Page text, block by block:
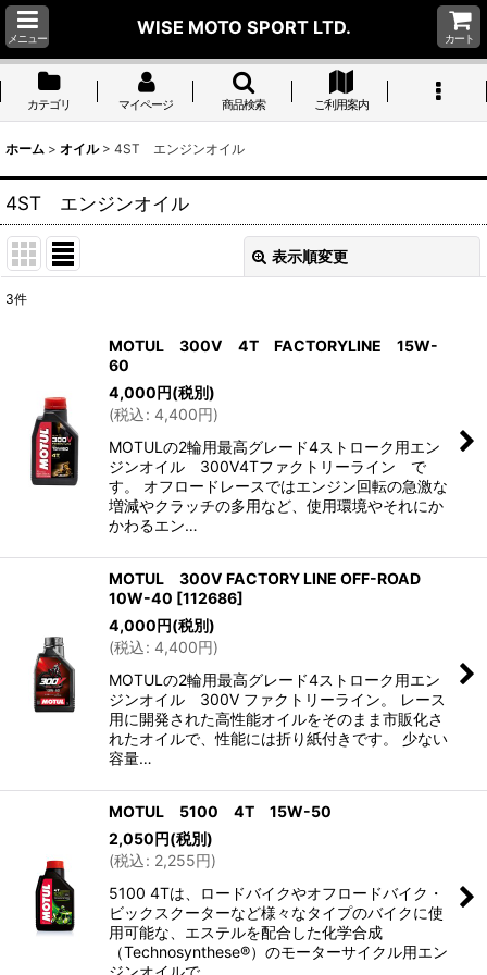
メニュー
WISE MOTO SPORT LTD.
カート
カテゴリ マイページ 商品検索 ご利用案内
ホーム > オイル > 4ST エンジンオイル
4ST エンジンオイル
表示順変更
絞り込む
3件
MOTUL 300V 4T FACTORYLINE 15W-
60
4,000円(税別)
(税込: 4,400円)
MOTULの2輪用最高グレード4ストローク用エン
ジンオイル 300V4Tファクトリーライン で
す。 オフロードレースではエンジン回転の急激な
増減やクラッチの多用など、使用環境やそれにか
かわるエン…
MOTUL 300V FACTORY LINE OFF-ROAD
10W-40 [112686]
4,000円(税別)
(税込: 4,400円)
MOTULの2輪用最高グレード4ストローク用エン
ジンオイル 300V ファクトリーライン。 レース
用に開発された高性能オイルをそのまま市販化さ
れたオイルで、性能には折り紙付きです。 少ない
容量…
MOTUL 5100 4T 15W-50
2,050円(税別)
(税込: 2,255円)
5100 4Tは、ロードバイクやオフロードバイク・
ビックスクーターなど様々なタイプのバイクに使
用可能な、エステルを配合した化学合成
（Technosynthese®）のモーターサイクル用エン
ジンオイルで…